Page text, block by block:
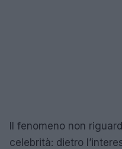
Il fenomeno non
celebrità: dietro